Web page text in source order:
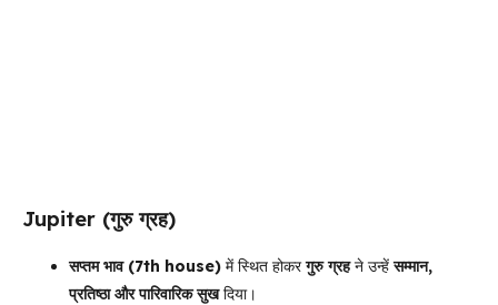
Jupiter (गुरु ग्रह)
सप्तम भाव (7th house) में स्थित होकरगुरु ग्रहने उन्हेंसम्मान,
प्रतिष्ठा और पारिवारिक सुखदिया।